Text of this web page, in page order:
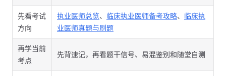
先看考试
方向
执业医师总览、 临床执业医师备考攻略、 临床执
业医师真题与刷题
再学当前
考点
先背速记，再看题干信号、易混鉴别和随堂自测